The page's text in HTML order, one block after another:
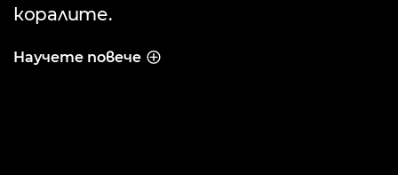
коралите.
ПОТОПЕТЕ СЕ В ТЕХНОЛОГИИТЕ
Научете повече